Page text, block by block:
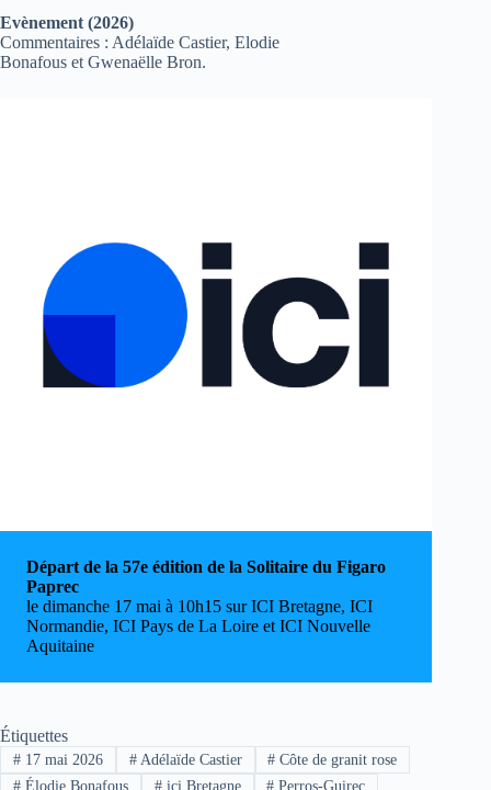
Evènement (2026)
Commentaires : Adélaïde Castier, Elodie
Bonafous et Gwenaëlle Bron.
Départ de la 57e édition de la Solitaire du Figaro
Paprec
le dimanche 17 mai à 10h15 sur ICI Bretagne, ICI
Normandie, ICI Pays de La Loire et ICI Nouvelle
Aquitaine
Étiquettes
#17 mai 2026 #Adélaïde Castier # Côte de granit rose
#Élodie Bonafous #ici Bretagne # Perros-Guirec